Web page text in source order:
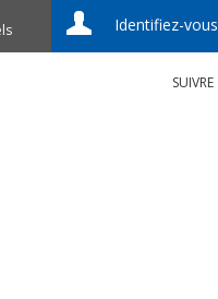
Identifiez-vous
SUIVRE